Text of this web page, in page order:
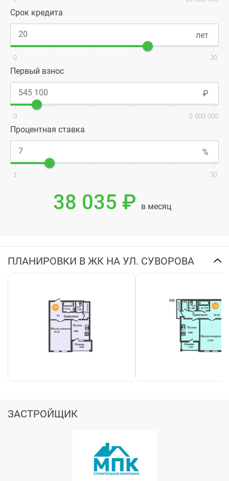
Срок кредита
0 30
Первый взнос
0 5 000 000
Процентная ставка
1 30
38 035 ₽ в месяц
ПЛАНИРОВКИ В ЖК НА УЛ. СУВОРОВА
ЗАСТРОЙЩИК